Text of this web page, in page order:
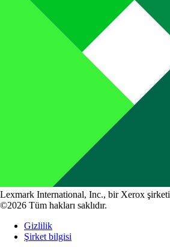
Lexmark International, Inc., bir Xerox şirketi
©2026 Tüm hakları saklıdır.
Gizlilik
Şirket bilgisi